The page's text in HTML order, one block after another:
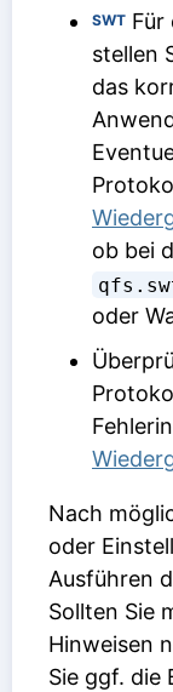
SWT Für
stellen
das
ob bei
oder
Nach
oder
Ausführen
Sollten Sie
Hinweisen
Sie ggf. die